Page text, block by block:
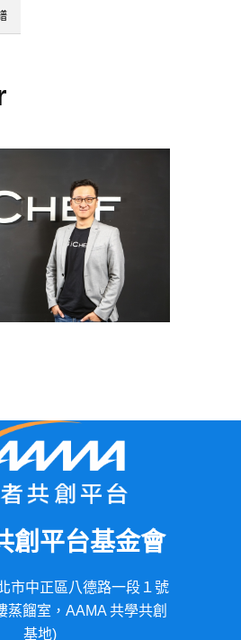
創平台基金會
市中正區八德路一段１號
蒸餾室，AAMA 共學共創
基地)